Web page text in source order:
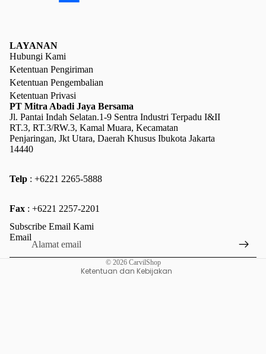
LAYANAN
Hubungi Kami
Ketentuan Pengiriman
Ketentuan Pengembalian
Ketentuan Privasi
PT Mitra Abadi Jaya Bersama
Jl. Pantai Indah Selatan.1-9 Sentra Industri Terpadu I&II
RT.3, RT.3/RW.3, Kamal Muara, Kecamatan
Penjaringan, Jkt Utara, Daerah Khusus Ibukota Jakarta
14440
Telp : +6221 2265-5888
Fax : +6221 2257-2201
Subscribe Email Kami
Email
© 2026 CarvilShop
Ketentuan dan Kebijakan